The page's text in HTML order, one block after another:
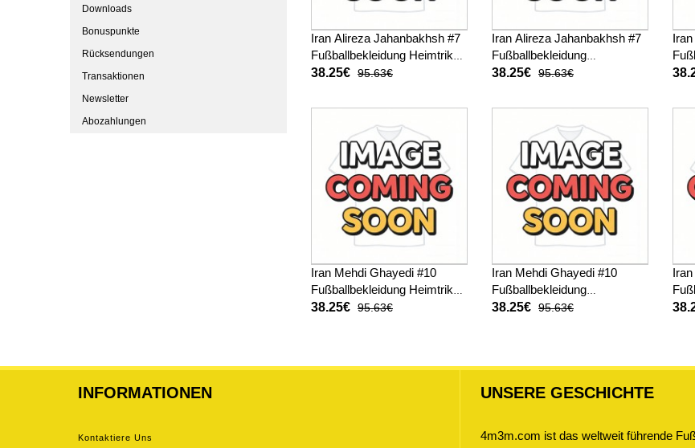
Downloads
Bonuspunkte
Rücksendungen
Transaktionen
Newsletter
Abozahlungen
Iran Alireza Jahanbakhsh #7
Fußballbekleidung Heimtrikot
WM 2026 Kurzarm
38.25€ 95.63€
Iran Alireza Jahanbakhsh #7
Fußballbekleidung
Auswärtstrikot WM 2026
38.25€ 95.63€
WM
Iran Mehdi Ghayedi #10
Fußballbekleidung Heimtrikot
WM 2026 Kurzarm
38.25€ 95.63€
Iran Mehdi Ghayedi #10
Fußballbekleidung
Auswärtstrikot WM 2026
38.25€ 95.63€
WM
INFORMATIONEN
Kontaktiere Uns
UNSERE GESCHICHTE
4m3m.com ist das weltweit führende